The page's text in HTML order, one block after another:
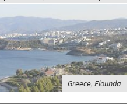
Greece, Elounda